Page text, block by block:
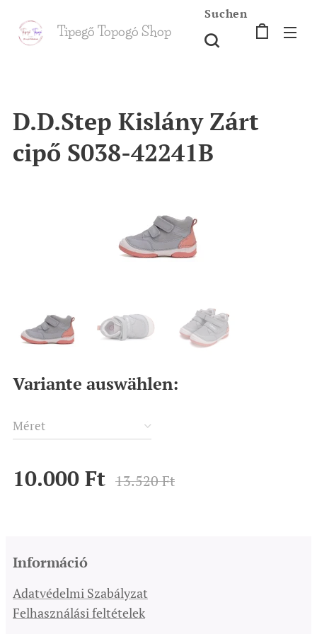
Tipegő Topogó Shop
Suchen
D.D.Step Kislány Zárt
cipő S038-42241B
Variante auswählen:
Méret
10.000 Ft 13.520Ft
Információ
Adatvédelmi Szabályzat
Felhasználási feltételek